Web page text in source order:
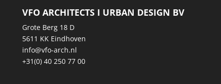
VFO ARCHITECTS I URBAN DESIGN BV
Grote Berg 18 D
5611 KK Eindhoven
info@vfo-arch.nl
+31(0) 40 250 77 00